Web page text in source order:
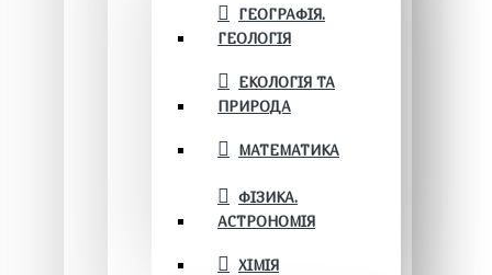
ГЕОГРАФІЯ.
ГЕОЛОГІЯ
ЕКОЛОГІЯ ТА
ПРИРОДА
МАТЕМАТИКА
ФІЗИКА.
АСТРОНОМІЯ
ХІМІЯ